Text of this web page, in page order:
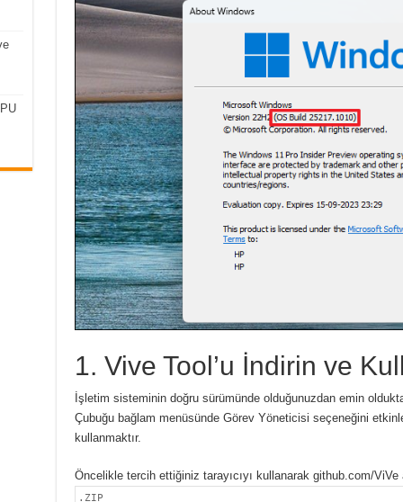
1. Vive Tool’u İndirin ve
İşletim sisteminin doğru sürümünde olduğunuzdan emin
Çubuğu bağlam menüsünde Görev Yöneticisi seçeneğini
kullanmaktır.
Öncelikle tercih ettiğiniz tarayıcıyı kullanarak github.com/
.ZIP